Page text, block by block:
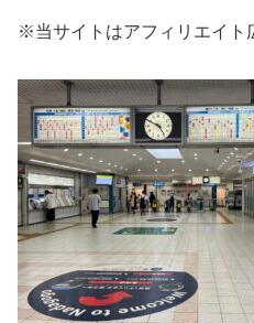
※当サイトはアフィリエイト